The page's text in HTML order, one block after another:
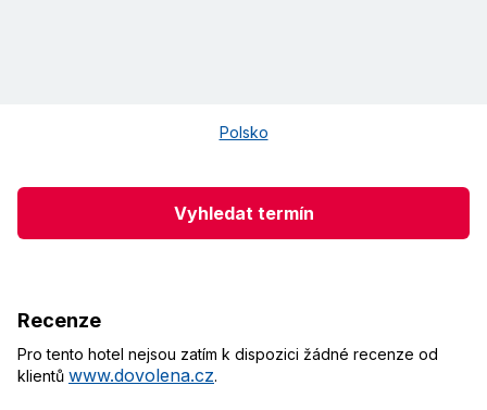
Polsko
Vyhledat termín
Recenze
Pro tento hotel nejsou zatím k dispozici žádné recenze od
klientů www.dovolena.cz.